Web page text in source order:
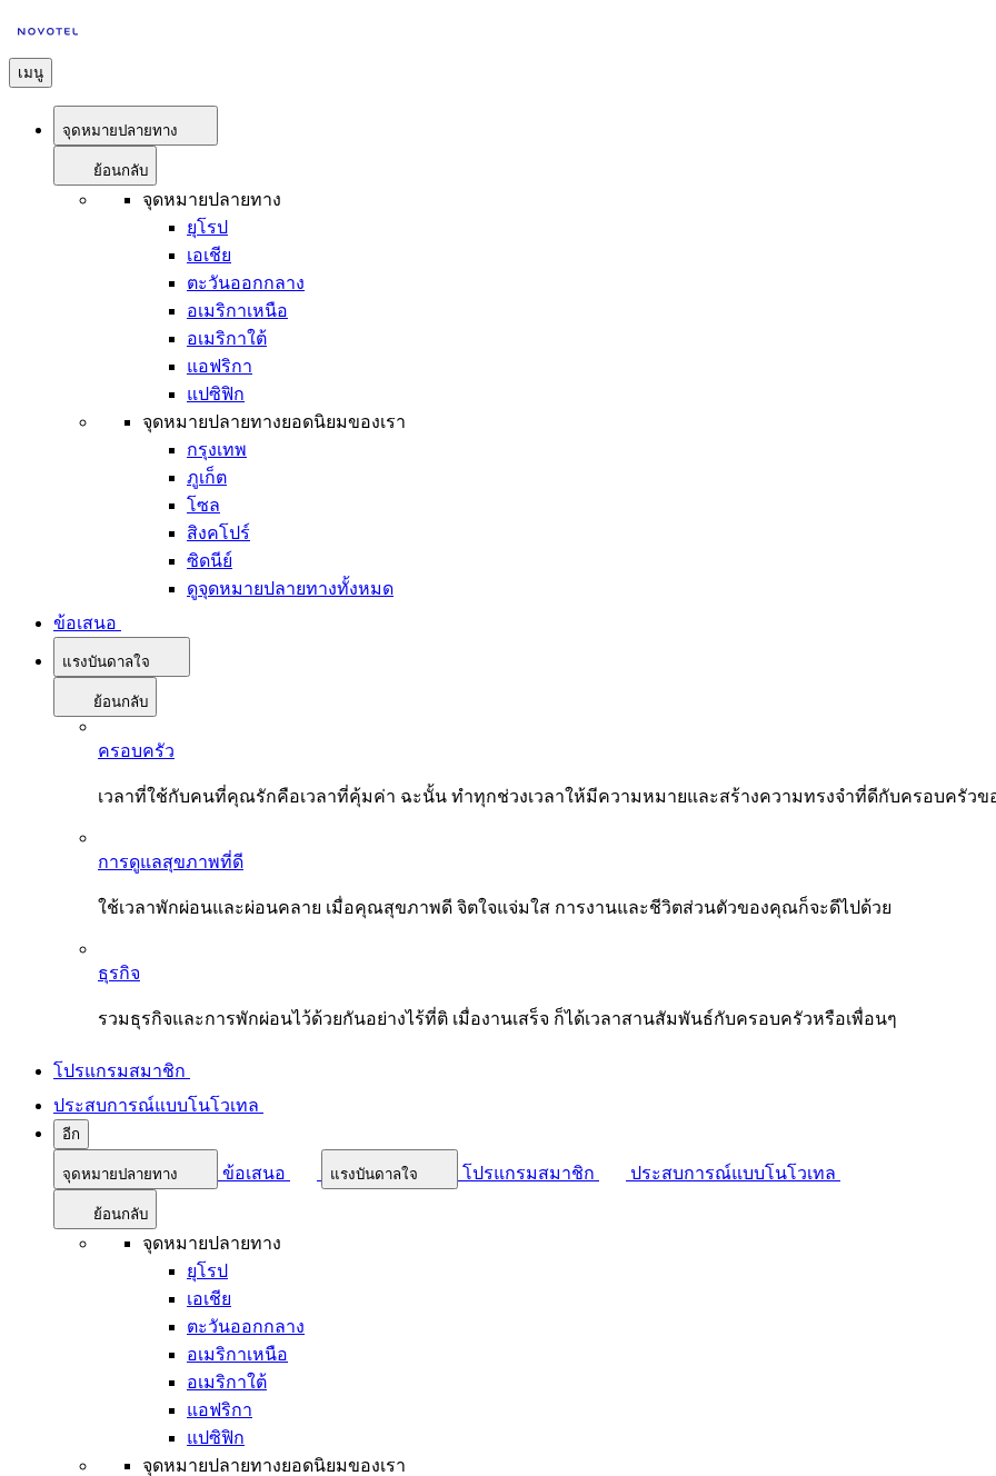
เมนู
จุดหมายปลายทาง
ย้อนกลับ
จุดหมายปลายทาง
ยุโรป
เอเชีย
ตะวันออกกลาง
อเมริกาเหนือ
อเมริกาใต้
แอฟริกา
แปซิฟิก
จุดหมายปลายทางยอดนิยมของเรา
กรุงเทพ
ภูเก็ต
โซล
สิงคโปร์
ซิดนีย์
ดูจุดหมายปลายทางทั้งหมด
ข้อเสนอ
แรงบันดาลใจ
ย้อนกลับ
ครอบครัว
เวลาที่ใช้กับคนที่คุณรักคือเวลาที่คุ้มค่า ฉะนั้น ทำทุกช่วงเวลาให้มีความหมายและสร้างความทรงจำที่ดีกับครอบครัว
การดูแลสุขภาพที่ดี
ใช้เวลาพักผ่อนและผ่อนคลาย เมื่อคุณสุขภาพดี จิตใจแจ่มใส การงานและชีวิตส่วนตัวของคุณก็จะดีไปด้วย
ธุรกิจ
รวมธุรกิจและการพักผ่อนไว้ด้วยกันอย่างไร้ที่ติ เมื่องานเสร็จ ก็ได้เวลาสานสัมพันธ์กับครอบครัวหรือเพื่อนๆ
โปรแกรมสมาชิก
ประสบการณ์แบบโนโวเทล
อีก
จุดหมายปลายทาง ข้อเสนอ แรงบันดาลใจ โปรแกรมสมาชิก ประสบการณ์แบบโนโวเทล
ย้อนกลับ
จุดหมายปลายทาง
ยุโรป
เอเชีย
ตะวันออกกลาง
อเมริกาเหนือ
อเมริกาใต้
แอฟริกา
แปซิฟิก
จุดหมายปลายทางยอดนิยมของเรา